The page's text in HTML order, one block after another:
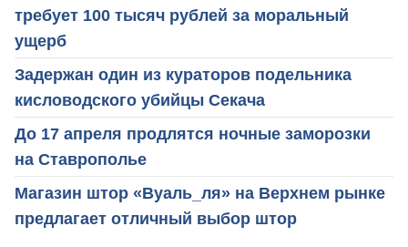
требует 100 тысяч рублей за моральный
ущерб
Задержан один из кураторов подельника
кисловодского убийцы Секача
До 17 апреля продлятся ночные заморозки
на Ставрополье
Магазин штор «Вуаль_ля» на Верхнем рынке
предлагает отличный выбор штор